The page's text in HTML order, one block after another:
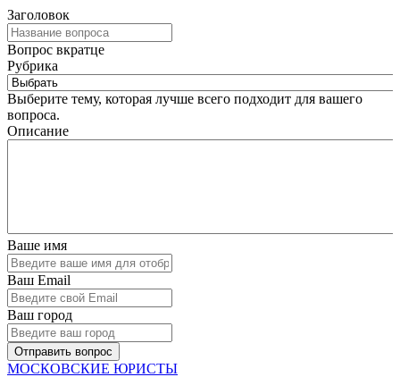
Заголовок
Вопрос вкратце
Рубрика
Выберите тему, которая лучше всего подходит для вашего
вопроса.
Описание
Ваше имя
Ваш Email
Ваш город
Отправить вопрос
МОСКОВСКИЕ ЮРИСТЫ